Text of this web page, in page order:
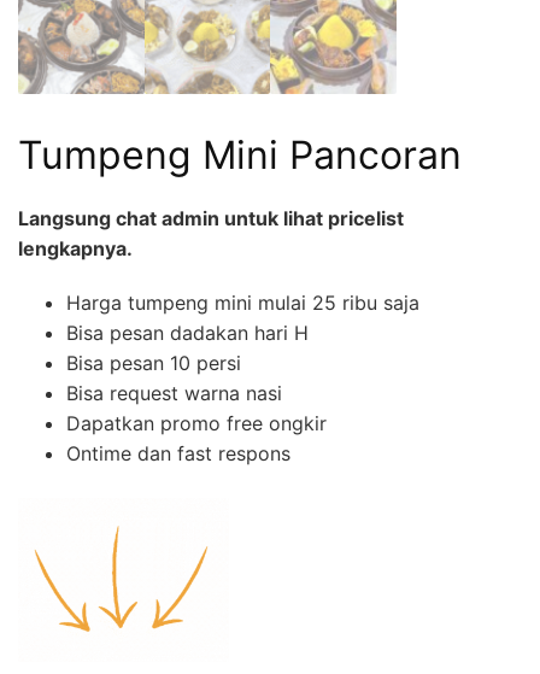
Tumpeng Mini Pancoran
Langsung chat admin untuk lihat pricelist
lengkapnya.
Harga tumpeng mini mulai 25 ribu saja
Bisa pesan dadakan hari H
Bisa pesan 10 persi
Bisa request warna nasi
Dapatkan promo free ongkir
Ontime dan fast respons